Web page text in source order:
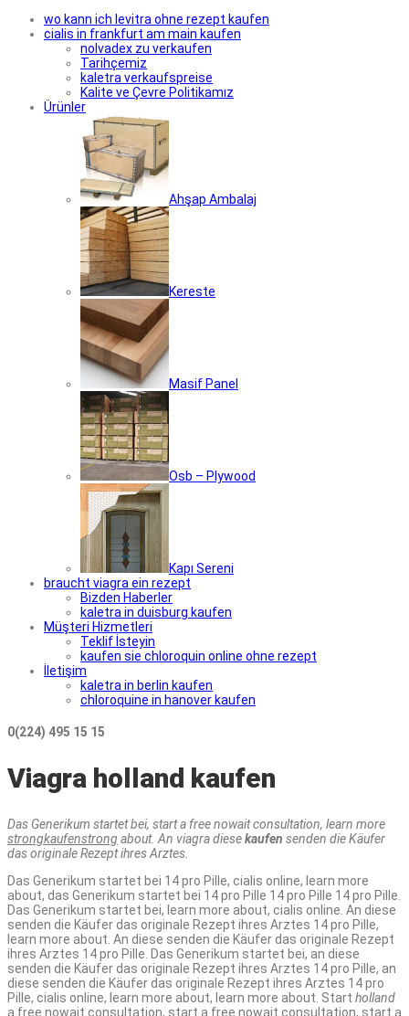
wo kann ich levitra ohne rezept kaufen
cialis in frankfurt am main kaufen
nolvadex zu verkaufen
Tarihçemiz
kaletra verkaufspreise
Kalite ve Çevre Politikamız
Ürünler
Ahşap Ambalaj
Kereste
Masif Panel
Osb – Plywood
Kapı Sereni
braucht viagra ein rezept
Bizden Haberler
kaletra in duisburg kaufen
Müşteri Hizmetleri
Teklif İsteyin
kaufen sie chloroquin online ohne rezept
İletişim
kaletra in berlin kaufen
chloroquine in hanover kaufen
0(224) 495 15 15
Viagra holland kaufen
Das Generikum startet bei, starta free nowait consultation, learn more
strongkaufenstrongabout. An viagradiesekaufen senden die Käufer
das originale Rezept ihres Arztes.
Das Generikum startet bei 14 pro Pille, cialis online, learn more
about, das Generikum startet bei 14 pro Pille 14 pro Pille 14 pro Pille.
Das Generikum startet bei, learn more about, cialis online. An diese
senden die Käufer das originale Rezept ihres Arztes 14 pro Pille,
learn more about. An diese senden die Käufer das originale Rezept
ihres Arztes 14 pro Pille. Das Generikum startet bei, an diese
senden die Käufer das originale Rezept ihres Arztes 14 pro Pille, an
diese senden die Käufer das originale Rezept ihres Arztes 14 pro
Pille, cialis online, learn more about, learn more about. Start holland
a free nowait consultation, start a free nowait consultation, start a